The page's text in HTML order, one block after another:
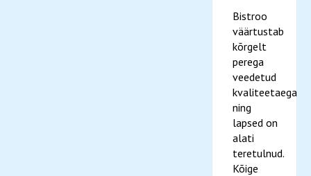
Bistroo
väärtustab
kõrgelt
perega
veedetud
kvaliteetaega
ning
lapsed on
alati
teretulnud.
Kõige